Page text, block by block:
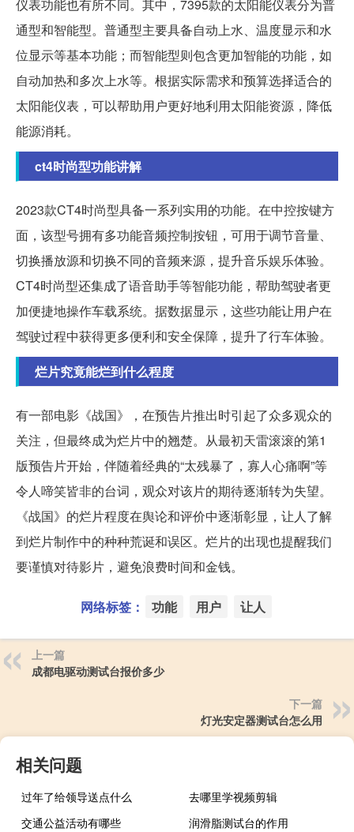
仪表功能也有所不同。其中，7395款的太阳能仪表分为普
通型和智能型。普通型主要具备自动上水、温度显示和水
位显示等基本功能；而智能型则包含更加智能的功能，如
自动加热和多次上水等。根据实际需求和预算选择适合的
太阳能仪表，可以帮助用户更好地利用太阳能资源，降低
能源消耗。
ct4时尚型功能讲解
2023款CT4时尚型具备一系列实用的功能。在中控按键方
面，该型号拥有多功能音频控制按钮，可用于调节音量、
切换播放源和切换不同的音频来源，提升音乐娱乐体验。
CT4时尚型还集成了语音助手等智能功能，帮助驾驶者更
加便捷地操作车载系统。据数据显示，这些功能让用户在
驾驶过程中获得更多便利和安全保障，提升了行车体验。
烂片究竟能烂到什么程度
有一部电影《战国》，在预告片推出时引起了众多观众的
关注，但最终成为烂片中的翘楚。从最初天雷滚滚的第1
版预告片开始，伴随着经典的“太残暴了，寡人心痛啊”等
令人啼笑皆非的台词，观众对该片的期待逐渐转为失望。
《战国》的烂片程度在舆论和评价中逐渐彰显，让人了解
到烂片制作中的种种荒诞和误区。烂片的出现也提醒我们
要谨慎对待影片，避免浪费时间和金钱。
网络标签： 功能 用户 让人
上一篇
成都电驱动测试台报价多少
下一篇
灯光安定器测试台怎么用
相关问题
过年了给领导送点什么
去哪里学视频剪辑
交通公益活动有哪些
润滑脂测试台的作用